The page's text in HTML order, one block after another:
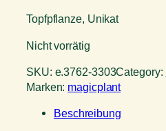
Topfpflanze, Unikat
Nicht vorrätig
SKU: e.3762-3303Category:
Marken: magicplant
Beschreibung